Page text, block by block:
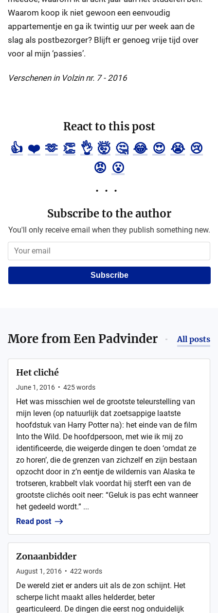
Waarom koop ik niet gewoon een eenvoudig
appartementje en ga ik twintig uur per week aan de
slag als postbezorger? Blijft er genoeg vrije tijd over
voor al mijn ‘passies’.
Verschenen in Volzin nr. 7 - 2016
React to this post
👍 ❤️ 🫶 👏 👌 🤯 🤔 😂 😍 😭 😢
😡 😮
Subscribe to the author
You'll only receive email when they publish something new.
Subscribe
More from Een Padvinder All posts
Het cliché
June 1, 2016 • 425words
Het was misschien wel de grootste teleurstelling van
mijn leven (op natuurlijk dat zoetsappige laatste
hoofdstuk van Harry Potter na): het einde van de film
Into the Wild. De hoofdpersoon, met wie ik mij zo
identificeerde, die weigerde dingen te doen ‘omdat ze
zo horen’, die de grenzen van zichzelf en zijn bestaan
opzocht door in z’n eentje de wildernis van Alaska te
trotseren, krabbelt vlak voordat hij sterft een van de
grootste clichés ooit neer: “Geluk is pas echt wanneer
het gedeeld wordt.” ...
Read post
Zonaanbidder
August 1, 2016 • 422 words
De wereld ziet er anders uit als de zon schijnt. Het
scherpe licht maakt alles helderder, beter
gearticuleerd. De dingen die eerst nog onduidelijk